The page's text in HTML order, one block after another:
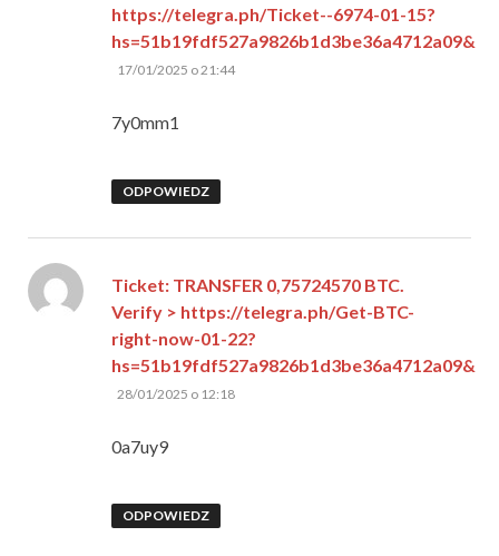
https://telegra.ph/Ticket--6974-01-15?
hs=51b19fdf527a9826b1d3be36a4712a09&
pisze:
17/01/2025 o 21:44
7y0mm1
ODPOWIEDZ
Ticket: TRANSFER 0,75724570 BTC.
Verify > https://telegra.ph/Get-BTC-
right-now-01-22?
hs=51b19fdf527a9826b1d3be36a4712a09&
pisze:
28/01/2025 o 12:18
0a7uy9
ODPOWIEDZ